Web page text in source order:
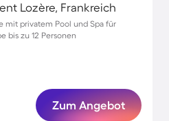
Lozère, Frankreich
mit privatem Pool und Spa für
bis zu 12 Personen
Zum Angebot